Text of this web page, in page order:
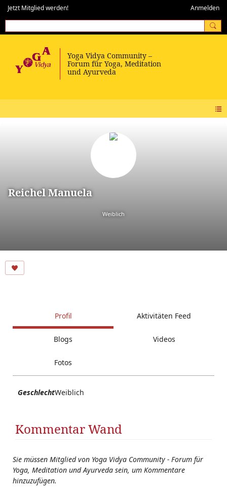
Jetzt Mitglied werden! Anmelden
Reichel Manuela
Weiblich
Profil Aktivitäten Feed
Blogs Videos
Fotos
GeschlechtWeiblich
Kommentar Wand
Sie müssen Mitglied von Yoga Vidya Community - Forum für
Yoga, Meditation und Ayurveda sein, um Kommentare
hinzuzufügen.